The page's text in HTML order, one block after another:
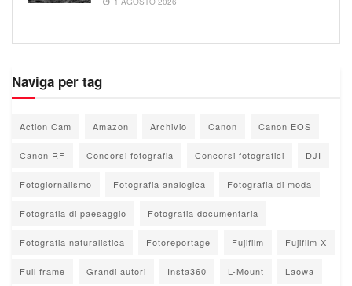
Naviga per tag
Action Cam Amazon Archivio Canon Canon EOS
Canon RF Concorsi fotografia Concorsi fotografici DJI
Fotogiornalismo Fotografia analogica Fotografia di moda
Fotografia di paesaggio Fotografia documentaria
Fotografia naturalistica Fotoreportage Fujifilm Fujifilm X
Full frame Grandi autori Insta360 L-Mount Laowa